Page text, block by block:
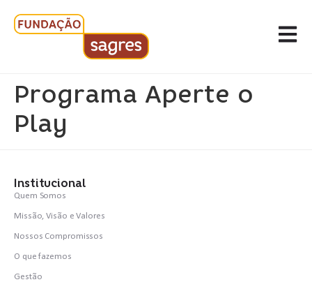
Programa Aperte o
Play
Institucional
Quem Somos
Missão, Visão e Valores
Nossos Compromissos
O que fazemos
Gestão